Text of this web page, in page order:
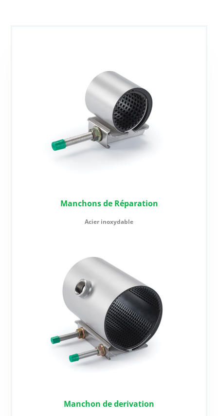
Manchons de Réparation
Acier inoxydable
Manchon de derivation